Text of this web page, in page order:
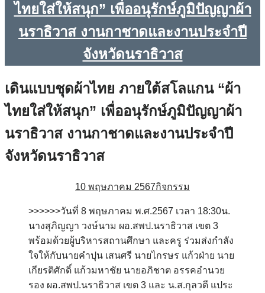
ไทยใส่ให้สนุก” เพื่ออนุรักษ์ภูมิปัญญาผ้า
นราธิวาส งานกาชาดและงานประจำปี
จังหวัดนราธิวาส
เดินแบบชุดผ้าไทย ภายใต้สโลแกน “ผ้า
ไทยใส่ให้สนุก” เพื่ออนุรักษ์ภูมิปัญญาผ้า
นราธิวาส งานกาชาดและงานประจำปี
จังหวัดนราธิวาส
10 พฤษภาคม 2567กิจกรรม
>>>>>>วันที่ 8 พฤษภาคม พ.ศ.2567 เวลา 18:30น.
นางสุภิญญา วงษ์นาม ผอ.สพป.นราธิวาส เขต 3
พร้อมด้วยผู้บริหารสถานศึกษา และครู ร่วมส่งกำลัง
ใจให้กับนายคำปุน เสนศรี นายไกรษร แก้วฝ่าย นาย
เกียรติศักดิ์ แก้วมหาชัย นายอภิชาต อรรคอำนวย
รอง ผอ.สพป.นราธิวาส เขต 3 และ น.ส.กุลวดี แประ